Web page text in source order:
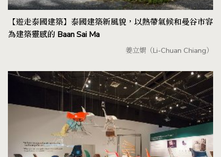
【遊走泰國建築】泰國建築新風貌，以熱帶氣候和曼谷市容
為建築靈感的 Baan Sai Ma
姜立娟（Li-Chuan Chiang）